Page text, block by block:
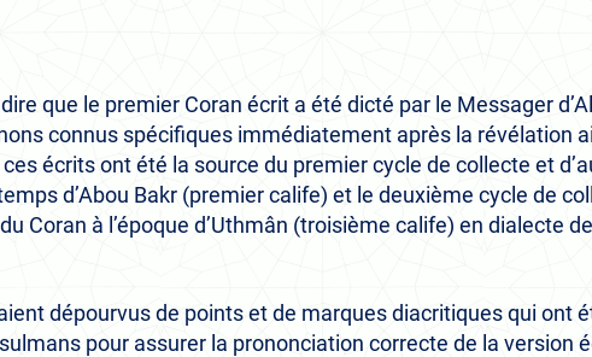
que le premier Coran écrit a été dicté par le Messager
connus spécifiques immédiatement après la révélation
écrits ont été la source du premier cycle de collecte et
d’Abou Bakr (premier calife) et le deuxième cycle de
Coran à l’époque d’Uthmân (troisième calife) en dialecte
dépourvus de points et de marques diacritiques qui ont
pour assurer la prononciation correcte de la version